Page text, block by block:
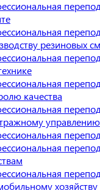
резиновых
качества
управлению
хозяйству